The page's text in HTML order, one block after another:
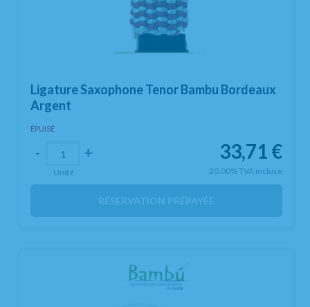
Ligature Saxophone Tenor Bambu Bordeaux
Argent
ÉPUISÉ
33,71 €
20.00%TVA incluse
- +
Unité
RÉSERVATION PRÉPAYÉE